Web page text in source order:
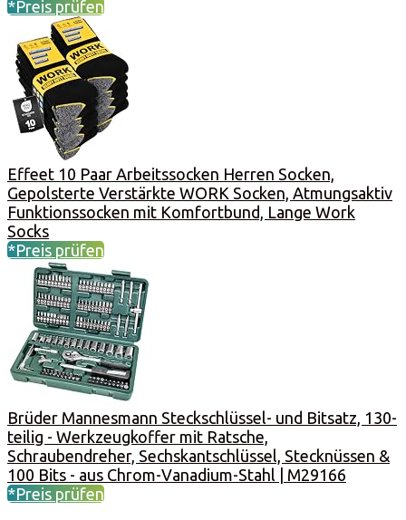
*Preis prüfen
Effeet 10 Paar Arbeitssocken Herren Socken,
Gepolsterte Verstärkte WORK Socken, Atmungsaktiv
Funktionssocken mit Komfortbund, Lange Work
Socks
*Preis prüfen
Brüder Mannesmann Steckschlüssel- und Bitsatz, 130-
teilig - Werkzeugkoffer mit Ratsche,
Schraubendreher, Sechskantschlüssel, Stecknüssen &
100 Bits - aus Chrom-Vanadium-Stahl | M29166
*Preis prüfen